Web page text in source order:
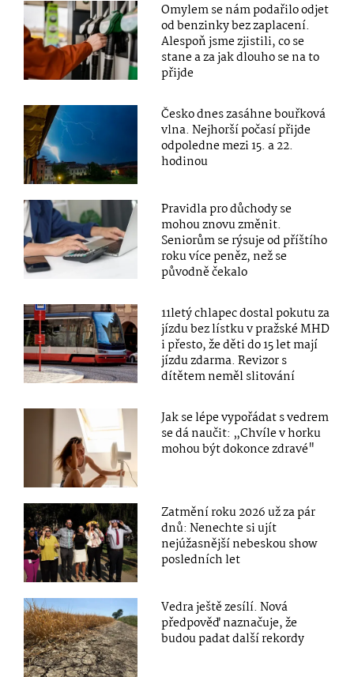
Omylem se nám podařilo odjet
od benzinky bez zaplacení.
Alespoň jsme zjistili, co se
stane a za jak dlouho se na to
přijde
Česko dnes zasáhne bouřková
vlna. Nejhorší počasí přijde
odpoledne mezi 15. a 22.
hodinou
Pravidla pro důchody se
mohou znovu změnit.
Seniorům se rýsuje od příštího
roku více peněz, než se
původně čekalo
11letý chlapec dostal pokutu za
jízdu bez lístku v pražské MHD
i přesto, že děti do 15 let mají
jízdu zdarma. Revizor s
dítětem neměl slitování
Jak se lépe vypořádat s vedrem
se dá naučit: „Chvíle v horku
mohou být dokonce zdravé"
Zatmění roku 2026 už za pár
dnů: Nenechte si ujít
nejúžasnější nebeskou show
posledních let
Vedra ještě zesílí. Nová
předpověď naznačuje, že
budou padat další rekordy